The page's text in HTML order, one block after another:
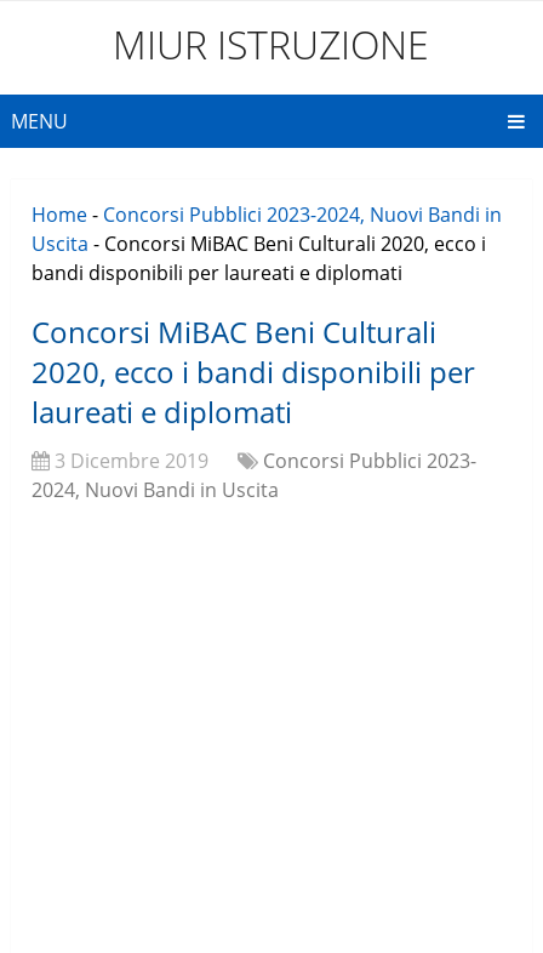
MIUR ISTRUZIONE
MENU
Home- Concorsi Pubblici 2023-2024, Nuovi Bandi in
Uscita - Concorsi MiBAC Beni Culturali 2020, ecco i
bandi disponibili per laureati e diplomati
Concorsi MiBAC Beni Culturali
2020, ecco i bandi disponibili per
laureati e diplomati
3 Dicembre 2019
Concorsi Pubblici 2023-
2024, Nuovi Bandi in Uscita